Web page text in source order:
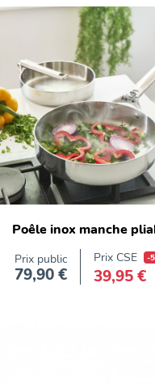
Poêle inox manche
Prix public
Prix
79,90 €
Prix CSE -
39,95 €